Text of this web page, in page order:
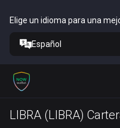
Elige un idioma para una
Español
LIBRA (LIBRA)